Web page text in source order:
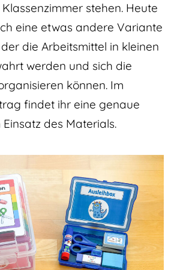
stehen. Heute
eine etwas andere Variante
die Arbeitsmittel in kleinen
werden und sich die
können. Im
findet ihr eine genaue
des Materials.